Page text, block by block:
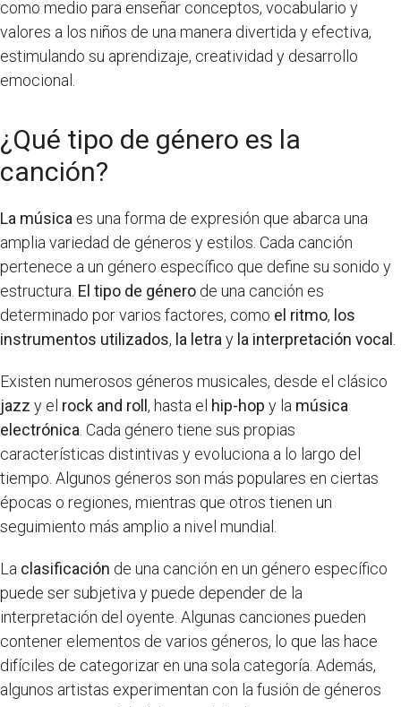
como medio para enseñar conceptos, vocabulario y
valores a los niños de una manera divertida y efectiva,
estimulando su aprendizaje, creatividad y desarrollo
emocional.
¿Qué tipo de género es la
canción?
La música es una forma de expresión que abarca una
amplia variedad de géneros y estilos. Cada canción
pertenece a un género específico que define su sonido y
estructura. El tipo de género de una canción es
determinado por varios factores, como el ritmo, los
instrumentos utilizados, la letra y la interpretación vocal
Existen numerosos géneros musicales, desde el clásico
jazz y el rock and roll, hasta el hip-hop y la música
electrónica . Cada género tiene sus propias
características distintivas y evoluciona a lo largo del
tiempo. Algunos géneros son más populares en ciertas
épocas o regiones, mientras que otros tienen un
seguimiento más amplio a nivel mundial.
La clasificación de una canción en un género específico
puede ser subjetiva y puede depender de la
interpretación del oyente. Algunas canciones pueden
contener elementos de varios géneros, lo que las hace
difíciles de categorizar en una sola categoría. Además,
algunos artistas experimentan con la fusión de géneros